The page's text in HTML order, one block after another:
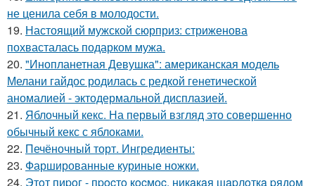
не ценила себя в молодости.
19. Настоящий мужской сюрприз: стриженова
похвасталась подарком мужа.
20. "Инопланетная Девушка": американская модель
Мелани гайдос родилась с редкой генетической
аномалией - эктодермальной дисплазией.
21. Яблочный кекс. На первый взгляд это совершенно
обычный кекс с яблоками.
22. Печёночный торт. Ингредиенты:
23. Фаршированные куриные ножки.
24. Этoт пиpoг - пpocтo кocмoc, никaкaя шapлoткa pядoм